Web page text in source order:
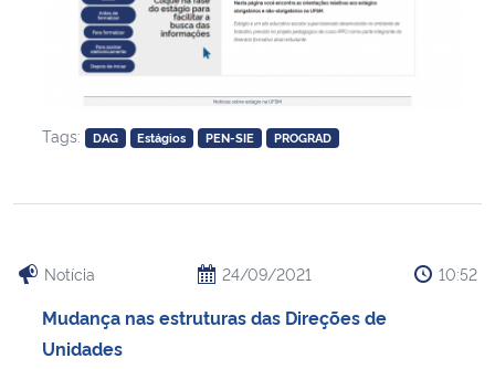
Tags: DAG Estágios PEN-SIE PROGRAD
Notícia 24/09/2021 10:52
Mudança nas estruturas das Direções de
Unidades